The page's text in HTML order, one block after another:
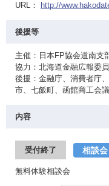
URL：
http://
後援等
主催：日本FP協会道南支
協力：北海道金融広報委
後援：金融庁、消費者庁
市、七飯町、函館商工会
内容
受付終了 相談会
無料体験相談会